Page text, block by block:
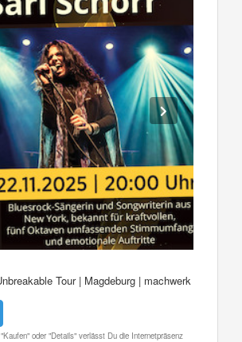
Tour | Magdeburg | machwerk
oder "Details" verlässt Du die Internetpräsenz